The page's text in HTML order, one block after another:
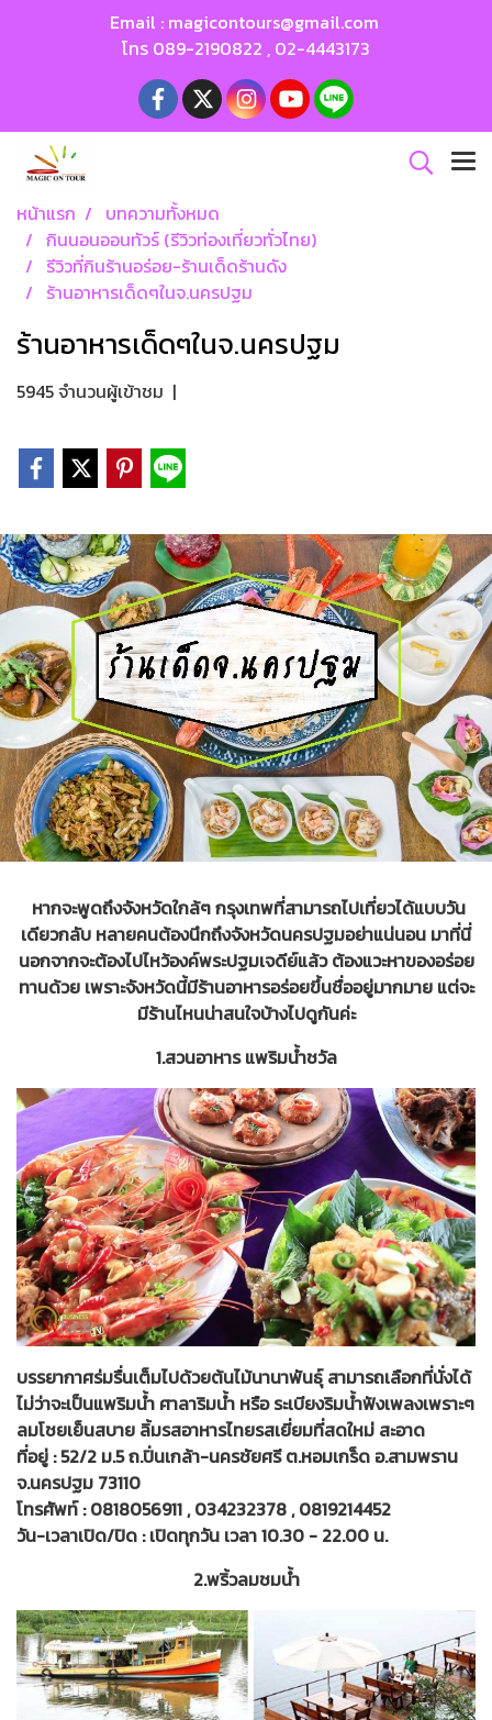
Email : magicontours@gmail.com
โทร 089-2190822 , 02-4443173
หน้าแรก
บทความทั้งหมด
กินนอนออนทัวร์ (รีวิวท่องเที่ยวทั่วไทย)
รีวิวที่กินร้านอร่อย-ร้านเด็ดร้านดัง
ร้านอาหารเด็ดๆในจ.นครปฐม
ร้านอาหารเด็ดๆในจ.นครปฐม
5945 จำนวนผู้เข้าชม |
หากจะพูดถึงจังหวัดใกล้ๆ กรุงเทพที่สามารถไปเที่ยวได้แบบวัน
เดียวกลับ หลายคนต้องนึกถึงจังหวัดนครปฐมอย่าแน่นอน มาที่นี่
นอกจากจะต้องไปไหว้องค์พระปฐมเจดีย์แล้ว ต้องแวะหาของอร่อย
ทานด้วย เพราะจังหวัดนี้มีร้านอาหารอร่อยขึ้นชื่ออยู่มากมาย แต่จะ
มีร้านไหนน่าสนใจบ้างไปดูกันค่ะ
1.สวนอาหาร แพริมน้ำชวัล
บรรยากาศร่มรื่นเต็มไปด้วยต้นไม้นานาพันธุ์ สามารถเลือกที่นั่งได้
ไม่ว่าจะเป็นแพริมน้ำ ศาลาริมน้ำ หรือ ระเบียงริมน้ำฟังเพลงเพราะๆ
ลมโชยเย็นสบาย ลิ้มรสอาหารไทยรสเยี่ยมที่สดใหม่ สะอาด
ที่อยู่ : 52/2 ม.5 ถ.ปิ่นเกล้า-นครชัยศรี ต.หอมเกร็ด อ.สามพราน
จ.นครปฐม 73110
โทรศัพท์ : 0818056911 , 034232378 , 0819214452
วัน-เวลาเปิด/ปิด : เปิดทุกวัน เวลา 10.30 - 22.00 น.
2.พริ้วลมชมน้ำ